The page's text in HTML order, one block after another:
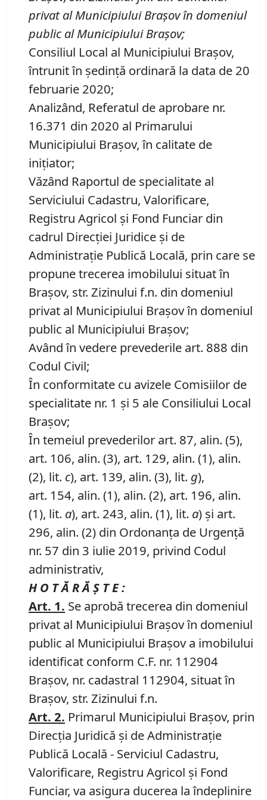
privat al Municipiului Brașovîn domeniul
public al Municipiului Brașov;
Consiliul Local al Municipiului Brașov,
întrunit în ședință ordinară la data de 20
februarie 2020;
Analizând, Referatul de aprobare nr.
16.371 din 2020 al Primarului
Municipiului Brașov, în calitate de
inițiator;
Văzând Raportul de specialitate al
Serviciului Cadastru, Valorificare,
Registru Agricol şi Fond Funciar din
cadrul Direcţiei Juridice şi de
Administraţie Publică Locală, prin care se
propune trecerea imobilului situat în
Brașov, str. Zizinului f.n. din domeniul
privat al Municipiului Brașov în domeniul
public al Municipiului Brașov;
Având în vedere prevederile art. 888 din
Codul Civil;
În conformitate cu avizele Comisiilor de
specialitate nr. 1 și 5 ale Consiliului Local
Brașov;
În temeiul prevederilor art. 87, alin. (5),
art. 106, alin. (3), art. 129, alin. (1), alin.
(2), lit. c), art. 139, alin. (3), lit. g),
art. 154, alin. (1), alin. (2), art. 196, alin.
(1), lit. a), art. 243, alin. (1), lit. a) și art.
296, alin. (2) din Ordonanța de Urgență
nr. 57 din 3 iulie 2019, privind Codul
administrativ,
H O T Ă R Ă Ş T E :
Art. 1. Se aprobă trecerea din domeniul
privat al Municipiului Brașov în domeniul
public al Municipiului Brașov a imobilului
identificat conform C.F. nr. 112904
Brașov, nr. cadastral 112904, situat în
Brașov, str. Zizinului f.n.
Art. 2. Primarul Municipiului Brașov, prin
Direcţia Juridică şi de Administraţie
Publică Locală - Serviciul Cadastru,
Valorificare, Registru Agricol şi Fond
Funciar, va asigura ducerea la îndeplinire